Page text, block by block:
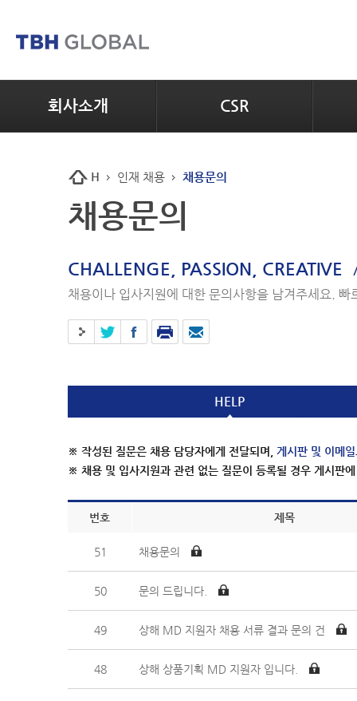
회사소개 CSR
H 인재 채용 채용문의
채용문의
CHALLENGE, PASSION, CREATIVE
채용이나 입사지원에 대한 문의사항을 남겨주세요.
HELP
※ 작성된 질문은 채용 담당자에게 전달되며, 게시판 및 이메
※ 채용 및 입사지원과 관련 없는 질문이 등록될 경우 게시판
번호 제목
51 채용문의
50 문의 드립니다.
49 상해 MD 지원자 채용 서류 결과 문의 건
48 상해 상품기획 MD 지원자 입니다.